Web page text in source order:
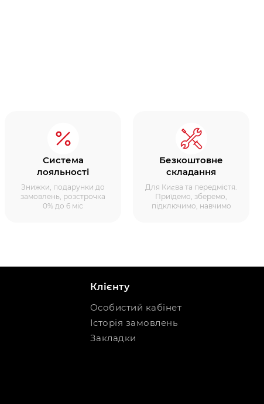
Система
лояльності
Знижки, подарунки до
замовлень, розстрочка
0% до 6 міс
Безкоштовне
складання
Для Києва та передмістя.
Приїдемо, зберемо,
підключимо, навчимо
Клієнту
Особистий кабінет
Історія замовлень
Закладки